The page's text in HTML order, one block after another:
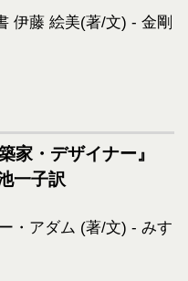
家・デザイナー』
一子訳